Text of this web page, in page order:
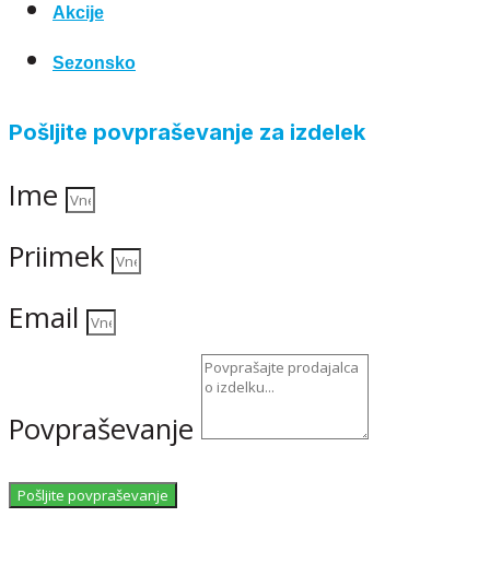
Akcije
Sezonsko
Pošljite povpraševanje za izdelek
Ime
Priimek
Email
Povpraševanje
Pošljite povpraševanje